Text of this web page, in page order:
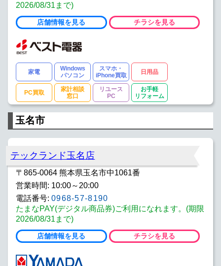
2026/08/31まで)
店舗情報を見る チラシを見る
家電
Windows
パソコン
スマホ・
iPhone買取
日用品
PC買取
家計相談
窓口
リユース
PC
お手軽
リフォーム
玉名市
テックランド玉名店
〒865-0064 熊本県玉名市中1061番
営業時間: 10:00～20:00
電話番号: 0968-57-8190
たまなPAY(デジタル商品券)ご利用になれます。(期限
2026/08/31まで)
店舗情報を見る チラシを見る